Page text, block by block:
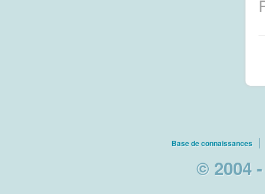
Base de connaissances
© 2004